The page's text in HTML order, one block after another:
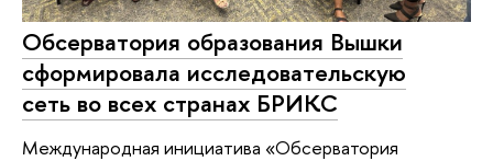
Обсерватория образования Вышки
сформировала исследовательскую
сеть во всех странах БРИКС
Международная инициатива «Обсерватория